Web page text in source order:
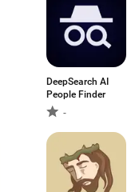
DeepSearch AI
People Finder
-